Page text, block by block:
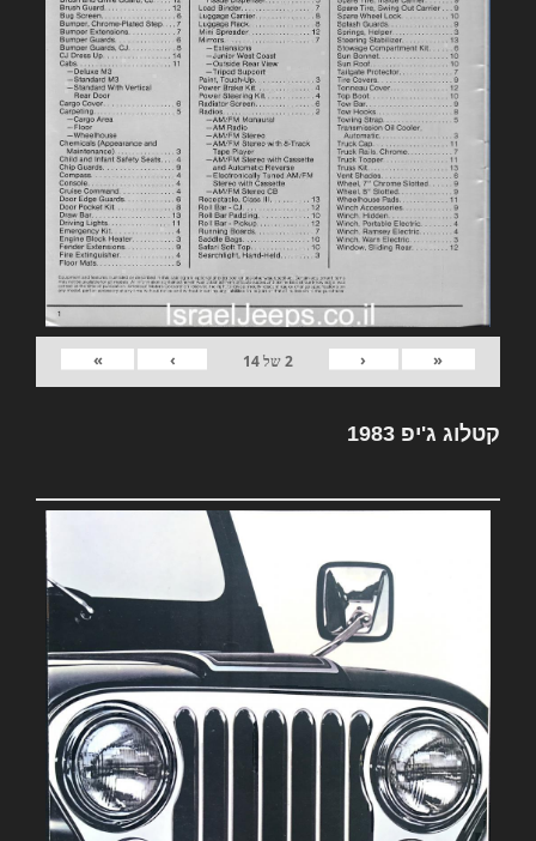
«
‹
2של14
›
»
קטלוג ג'יפ 1983